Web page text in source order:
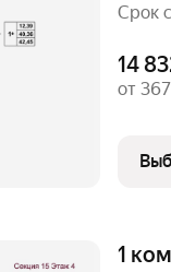
Срок
14
от
1